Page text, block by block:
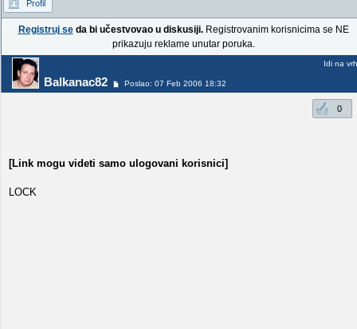
Profil
Registruj seda bi učestvovao u diskusiji.Registrovanim korisnicima se NE
prikazuju reklame unutar poruka.
Balkanac82 Poslao: 07 Feb 2006 18:32
Idi na vrh
0
[Link mogu videti samo ulogovani korisnici]
LOCK